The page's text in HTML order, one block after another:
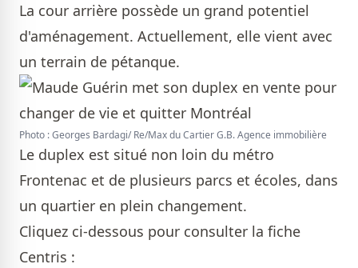
La cour arrière possède un grand potentiel
d'aménagement. Actuellement, elle vient avec
un terrain de pétanque.
Photo : Georges Bardagi/ Re/Max du Cartier G.B. Agence immobilière
Le duplex est situé non loin du métro
Frontenac et de plusieurs parcs et écoles, dans
un quartier en plein changement.
Cliquez ci-dessous pour consulter la fiche
Centris :